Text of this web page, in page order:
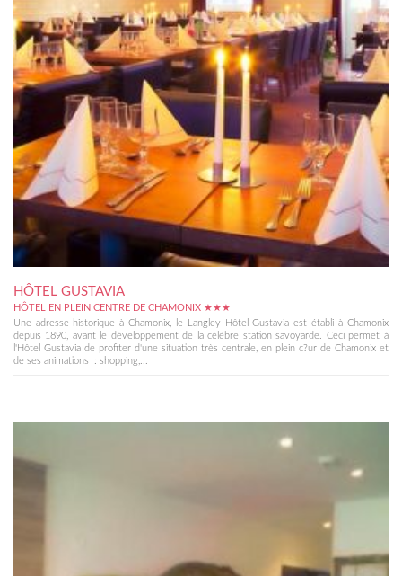
HÔTEL GUSTAVIA
HÔTEL EN PLEIN CENTRE DE CHAMONIX ★★★
Une adresse historique à Chamonix, le Langley Hôtel Gustavia est établi à Chamonix
depuis 1890, avant le développement de la célèbre station savoyarde. Ceci permet à
l'Hôtel Gustavia de profiter d'une situation très centrale, en plein c?ur de Chamonix et
de ses animations : shopping,...